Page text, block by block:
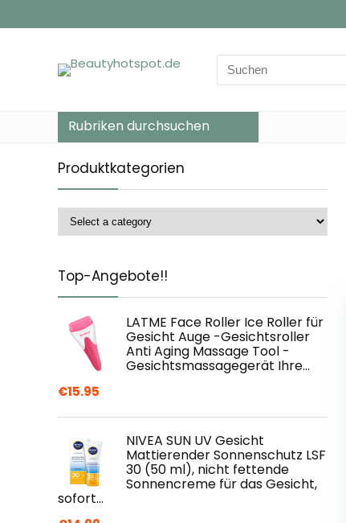
Search
for:
Rubriken durchsuchen
Produktkategorien
Top-Angebote!!
LATME Face Roller Ice Roller für
Gesicht Auge -Gesichtsroller
Anti Aging Massage Tool -
Gesichtsmassagegerät Ihre…
€15.95
NIVEA SUN UV Gesicht
Mattierender Sonnenschutz LSF
30 (50 ml), nicht fettende
Sonnencreme für das Gesicht,
sofort…